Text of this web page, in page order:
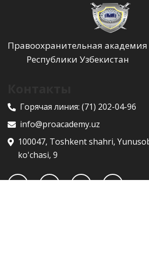
Правоохранительная академия
Республики Узбекистан
Горячая линия: (71) 202-04-96
info@proacademy.uz
100047, Toshkent shahri,
ko'chasi, 9